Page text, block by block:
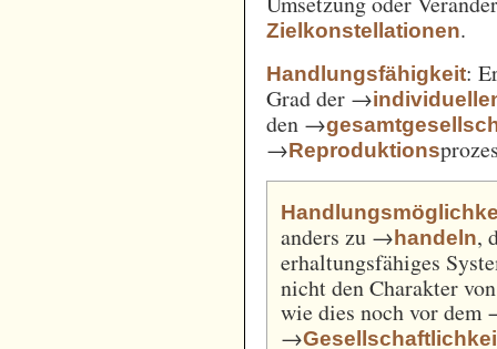
Zielkonstellationen.
Handlungsfähigkeit:
Grad der →
den →
→Reproduktions
anders zu →handeln,
erhaltungsfähiges
nicht den Charakter
wie dies noch vor
→